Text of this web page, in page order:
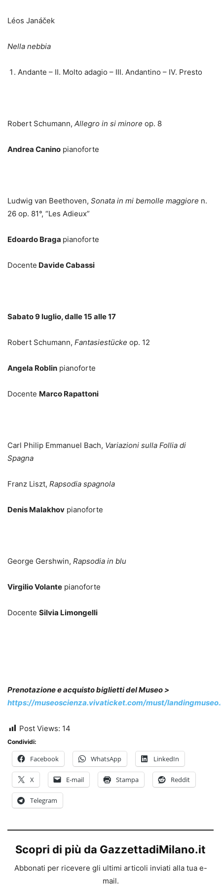
Léos Janáček
Nella nebbia
Andante – II. Molto adagio – III. Andantino – IV. Presto
Robert Schumann, Allegro in si minore op. 8
Andrea Canino pianoforte
Ludwig van Beethoven, Sonata in mi bemolle maggiore n.
26 op. 81°, “Les Adieux”
Edoardo Braga pianoforte
Docente Davide Cabassi
Sabato 9 luglio, dalle 15 alle 17
Robert Schumann, Fantasiestücke op. 12
Angela Roblin pianoforte
Docente Marco Rapattoni
Carl Philip Emmanuel Bach, Variazioni sulla Follia di
Spagna
Franz Liszt, Rapsodia spagnola
Denis Malakhov pianoforte
George Gershwin, Rapsodia in blu
Virgilio Volante pianoforte
Docente Silvia Limongelli
Prenotazione e acquisto biglietti del Museo >
https://museoscienza.vivaticket.com/must/
Post Views: 14
Condividi:
Facebook WhatsApp LinkedIn
X E-mail Stampa Reddit
Telegram
Scopri di più da GazzettadiMilano.it
Abbonati per ricevere gli ultimi articoli inviati alla tua e-
mail.